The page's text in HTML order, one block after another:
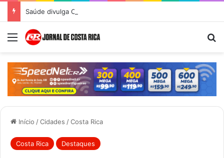
Menu
Início /Cidades /Costa Rica
Costa Rica Destaques